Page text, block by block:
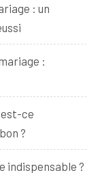
: un
:
ce
?
indispensable ?